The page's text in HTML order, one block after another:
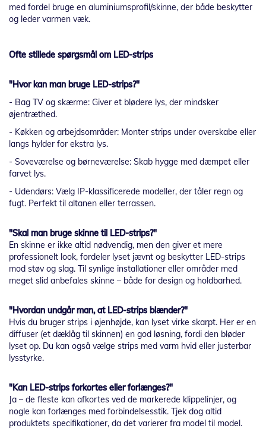
med fordel bruge en aluminiumsprofil/skin­ne, der både beskytter
og leder varmen væk.
Ofte stillede spørgsmål om LED-strips
"Hvor kan man bruge LED-strips?"
- Bag TV og skærme: Giver et blødere lys, der mindsker
øjentræthed.
- Køkken og arbejdsområder: Monter strips under overskabe eller
langs hylder for ekstra lys.
- Soveværelse og børneværelse: Skab hygge med dæmpet eller
farvet lys.
- Udendørs: Vælg IP-klassificerede modeller, der tåler regn og
fugt. Perfekt til altanen eller terrassen.
"Skal man bruge skinne til LED-strips?"
En skinne er ikke altid nødvendig, men den giver et mere
professionelt look, fordeler lyset jævnt og beskytter LED-strips
mod støv og slag. Til synlige installationer eller områder med
meget slid anbefales skinne – både for design og holdbarhed.
"Hvordan undgår man, at LED-strips blænder?"
Hvis du bruger strips i øjenhøjde, kan lyset virke skarpt. Her er en
diffuser (et dæklåg til skinnen) en god løsning, fordi den bløder
lyset op. Du kan også vælge strips med varm hvid eller justerbar
lysstyrke.
"Kan LED-strips forkortes eller forlænges?"
Ja – de fleste kan afkortes ved de markerede klippelinjer, og
nogle kan forlænges med forbindelsesstik. Tjek dog altid
produktets specifikationer, da det varierer fra model til model.